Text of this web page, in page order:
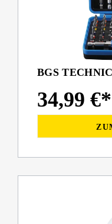
BGS
34,99 €*